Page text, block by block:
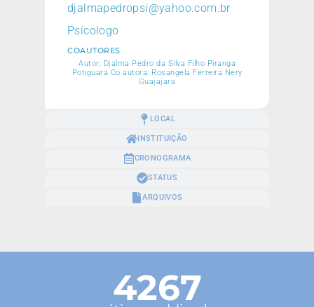
LOCAL
INSTITUIÇÃO
CRONOGRAMA
STATUS
ARQUIVOS
djalmapedropsi@yahoo.com.br
Psícologo
COAUTORES
Autor: Djalma Pedro da Silva Filho Piranga
Potiguara Co autora: Rosangela Ferreira Nery
Guajajara
4267